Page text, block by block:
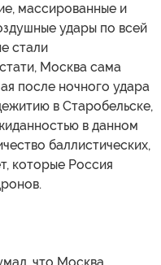
массированные и
удары по всей
стали
Москва сама
после ночного удара
в Старобельске,
в данном
баллистических,
которые Россия